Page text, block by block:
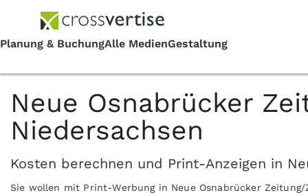
Neue Osnabrücker
Niedersachsen
Kosten berechnen und Print-Anzeigen in
Sie wollen mit Print-Werbung in Neue Osnabrücker